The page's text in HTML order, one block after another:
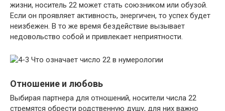
жизни, носитель 22 может стать союзником или обузой.
Если он проявляет активность, энергичен, то успех будет
неизбежен. В то же время бездействие вызывает
недовольство собой и привлекает неприятности.
Отношение и любовь
Выбирая партнера для отношений, носители числа 22
стремятся обрести родственную душу, для них важно